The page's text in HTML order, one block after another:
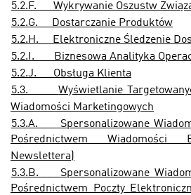
5.2.F.
Wykrywanie Oszustw
5.2.G.
Dostarczanie Produktów
5.2.H.
Elektroniczne Śledzenie
5.2.I.
Biznesowa Analityka
5.2.J.
Obsługa Klienta
5.3.
Wyświetlanie
Wiadomości Marketingowych
5.3.A.
Spersonalizowane
Pośrednictwem Wiadomości
Newslettera)
5.3.B.
Spersonalizowane
Pośrednictwem Poczty